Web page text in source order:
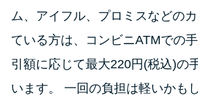
ブラックでもお
は？3つの判断
アコムはブラッ
る？ 自分がブ
ム、アイフル、プロミスなどの
ている方は、コンビニATMでの
引額に応じて最大220円(税込)の
います。 一回の負担は軽いかも